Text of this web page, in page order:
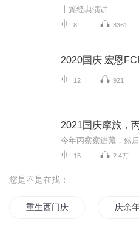
十篇经典演讲
8 8361
2020国庆 宏恩
12 921
2021国庆摩旅，
15 2.4万
您是不是在找：
重生西门庆 庆余